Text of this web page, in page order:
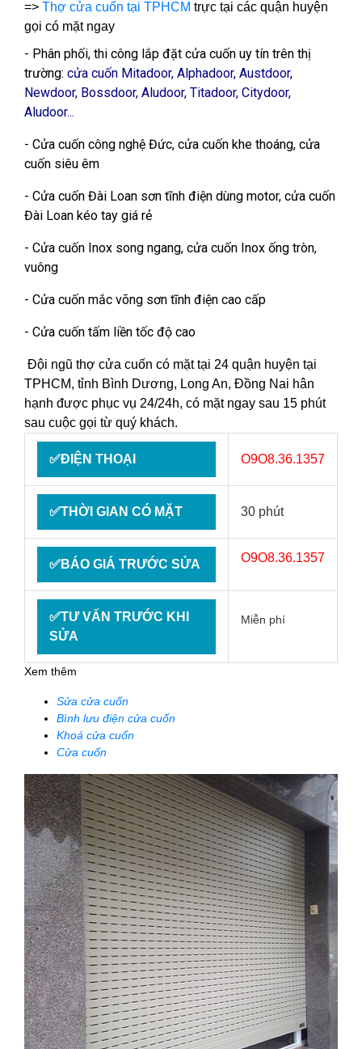
=> Thợ cửa cuốn tại TPHCM trực tại các quận huyện
gọi có mặt ngay
- Phân phối, thi công lắp đặt cửa cuốn uy tín trên thị
trường: cửa cuốn Mitadoor, Alphadoor, Austdoor,
Newdoor, Bossdoor, Aludoor, Titadoor, Citydoor,
Aludoor...
- Cửa cuốn công nghệ Đức, cửa cuốn khe thoáng, cửa
cuốn siêu êm
- Cửa cuốn Đài Loan sơn tĩnh điện dùng motor, cửa cuốn
Đài Loan kéo tay giá rẻ
- Cửa cuốn Inox song ngang, cửa cuốn Inox ống tròn,
vuông
- Cửa cuốn mắc võng sơn tĩnh điện cao cấp
- Cửa cuốn tấm liền tốc độ cao
Đội ngũ thợ cửa cuốn có mặt tại 24 quận huyện tại
TPHCM, tỉnh Bình Dương, Long An, Đồng Nai hân
hạnh được phục vụ 24/24h, có mặt ngay sau 15 phút
sau cuộc gọi từ quý khách.
✅ĐIỆN THOẠI O9O8.36.1357
✅THỜI GIAN CÓ MẶT 30 phút
✅BÁO GIÁ TRƯỚC SỬA O9O8.36.1357
✅TƯ VẤN TRƯỚC KHI
SỬA
Miễn phí
Xem thêm
Sửa cửa cuốn
Bình lưu điện cửa cuốn
Khoá cửa cuốn
Cửa cuốn